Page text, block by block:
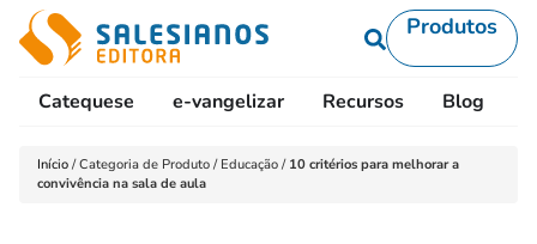
Produtos
Catequese e-vangelizar Recursos Blog
Início /Categoria de Produto / Educação / 10 critérios para melhorar a
convivência na sala de aula